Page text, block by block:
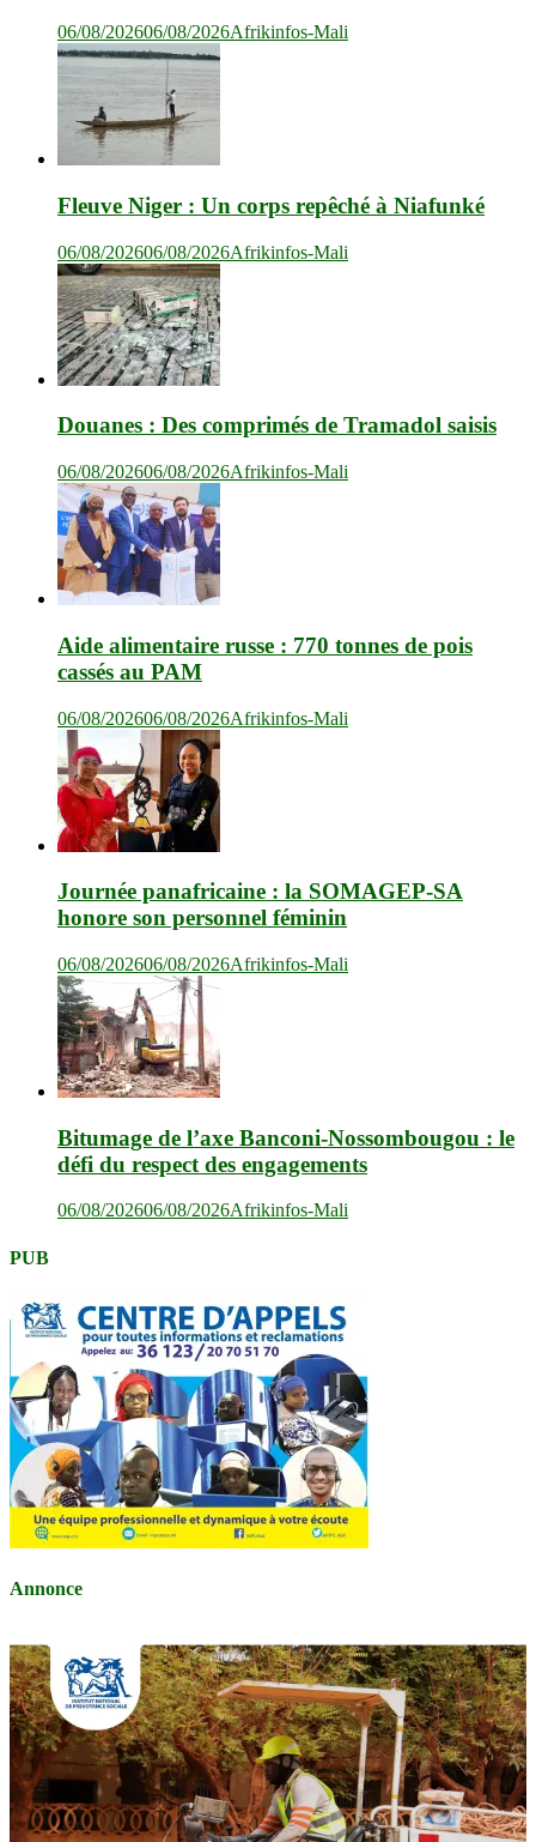
06/08/202606/08/2026Afrikinfos-Mali
Fleuve Niger : Un corps repêché à Niafunké
06/08/202606/08/2026Afrikinfos-Mali
Douanes : Des comprimés de Tramadol saisis
06/08/202606/08/2026Afrikinfos-Mali
Aide alimentaire russe : 770 tonnes de pois
cassés au PAM
06/08/202606/08/2026Afrikinfos-Mali
Journée panafricaine : la SOMAGEP-SA
honore son personnel féminin
06/08/202606/08/2026Afrikinfos-Mali
Bitumage de l’axe Banconi-Nossombougou : le
défi du respect des engagements
06/08/202606/08/2026Afrikinfos-Mali
PUB
Annonce